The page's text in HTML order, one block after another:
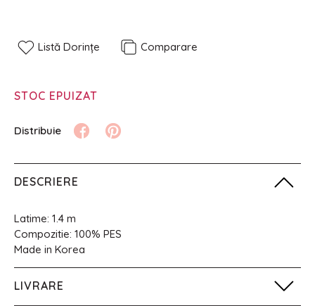
Listă Dorințe Comparare
STOC EPUIZAT
DESCRIERE
Latime: 1.4 m
Compozitie: 100% PES
Made in Korea
LIVRARE